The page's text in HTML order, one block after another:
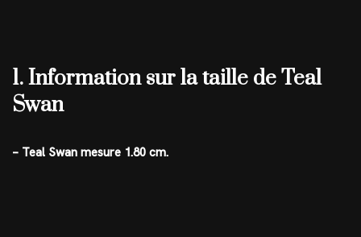
1. Information sur la taille de Teal
Swan
– Teal Swan mesure 1.80 cm.